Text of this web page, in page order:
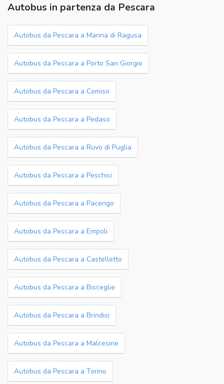
Autobus in partenza da Pescara
Autobus da Pescara a Marina di Ragusa
Autobus da Pescara a Porto San Giorgio
Autobus da Pescara a Comiso
Autobus da Pescara a Pedaso
Autobus da Pescara a Ruvo di Puglia
Autobus da Pescara a Peschici
Autobus da Pescara a Pacengo
Autobus da Pescara a Empoli
Autobus da Pescara a Castelletto
Autobus da Pescara a Bisceglie
Autobus da Pescara a Brindisi
Autobus da Pescara a Malcesine
Autobus da Pescara a Torino